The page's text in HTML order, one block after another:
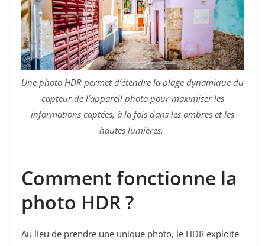
Une photo HDR permet d’étendre la plage dynamique du
capteur de l’appareil photo pour maximiser les
informations captées, à la fois dans les ombres et les
hautes lumières.
Comment fonctionne la
photo HDR ?
Au lieu de prendre une unique photo, le HDR exploite